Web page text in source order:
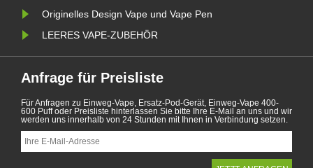
Originelles Design Vape und Vape Pen
LEERES VAPE-ZUBEHÖR
Anfrage für Preisliste
Für Anfragen zu Einweg-Vape, Ersatz-Pod-Gerät, Einweg-Vape 400-
600 Puff oder Preisliste hinterlassen Sie bitte Ihre E-Mail an uns und wir
werden uns innerhalb von 24 Stunden mit Ihnen in Verbindung setzen.